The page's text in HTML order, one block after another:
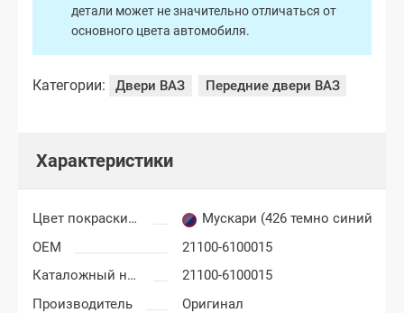
детали может не значительно отличаться от
основного цвета автомобиля.
Категории: Двери ВАЗ Передние двери ВАЗ
Характеристики
Цвет покраски Лада Приора
Мускари (426 темно синий)
OEM
21100-6100015
Каталожный номер
21100-6100015
Производитель
Оригинал